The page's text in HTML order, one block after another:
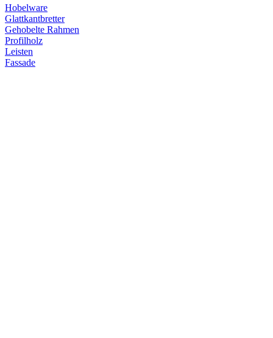
Hobelware
Glattkantbretter
Gehobelte Rahmen
Profilholz
Leisten
Fassade